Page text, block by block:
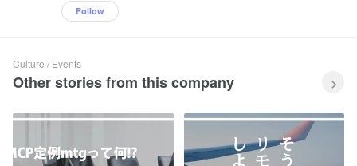
Follow
Culture / Events
Other stories from this company